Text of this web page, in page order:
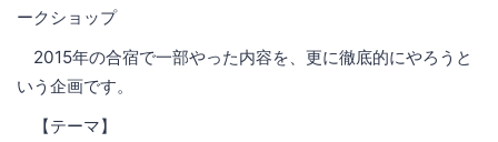
ークショップ
2015年の合宿で一部やった内容を、更に徹底的にやろうと
いう企画です。
【テーマ】